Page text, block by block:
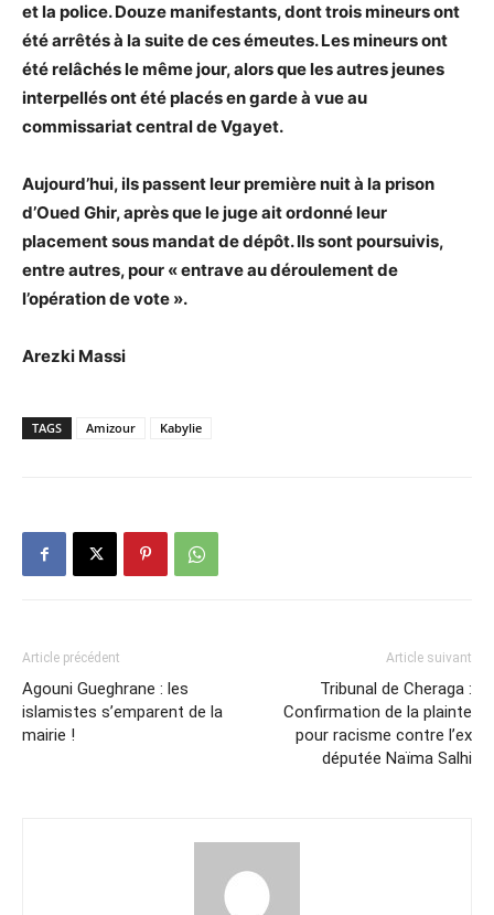
et la police. Douze manifestants, dont trois mineurs ont
été arrêtés à la suite de ces émeutes. Les mineurs ont
été relâchés le même jour, alors que les autres jeunes
interpellés ont été placés en garde à vue au
commissariat central de Vgayet.
Aujourd’hui, ils passent leur première nuit à la prison
d’Oued Ghir, après que le juge ait ordonné leur
placement sous mandat de dépôt. Ils sont poursuivis,
entre autres, pour « entrave au déroulement de
l’opération de vote ».
Arezki Massi
TAGS Amizour Kabylie
Article précédent
Agouni Gueghrane : les
islamistes s’emparent de la
mairie !
Article suivant
Tribunal de Cheraga :
Confirmation de la plainte
pour racisme contre l’ex
députée Naïma Salhi